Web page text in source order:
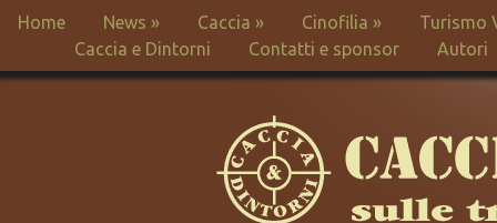
Home News » Caccia » Cinofilia »
Turismo
Caccia e Dintorni
Contatti e sponsor Autori